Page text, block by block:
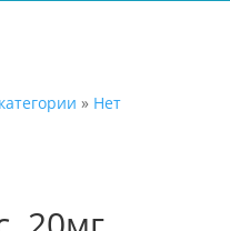
» Нет